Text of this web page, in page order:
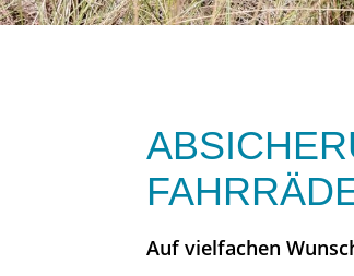
Auf vielfachen